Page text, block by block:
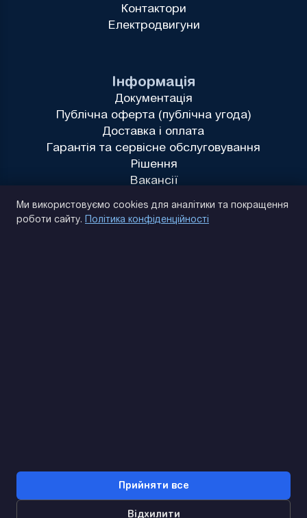
Інформація
Документація
Публічна оферта (публічна угода)
Доставка і оплата
Гарантія та сервісне обслуговування
Рішення
Вакансії
Контактори
Електродвигуни
Ми використовуємо cookies для аналітики та покращення
роботи сайту. Політика конфіденційності
Прийняти все
Відхилити